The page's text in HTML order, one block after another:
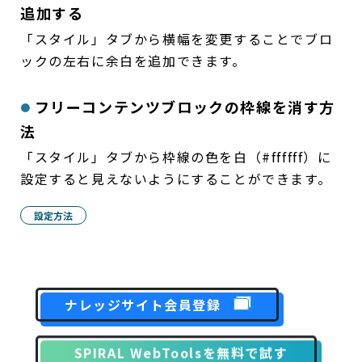
追加する
「スタイル」タブから横幅を変更することでブロ
ックの左右に余白を追加できます。
フリーコンテンツブロックの枠線を消す方
法
「スタイル」タブから枠線の色を白（#ffffff）に
設定すると見えないようにすることができます。
設定方法
ナレッジサイト会員登録
SPIRAL WebToolsを無料で試す